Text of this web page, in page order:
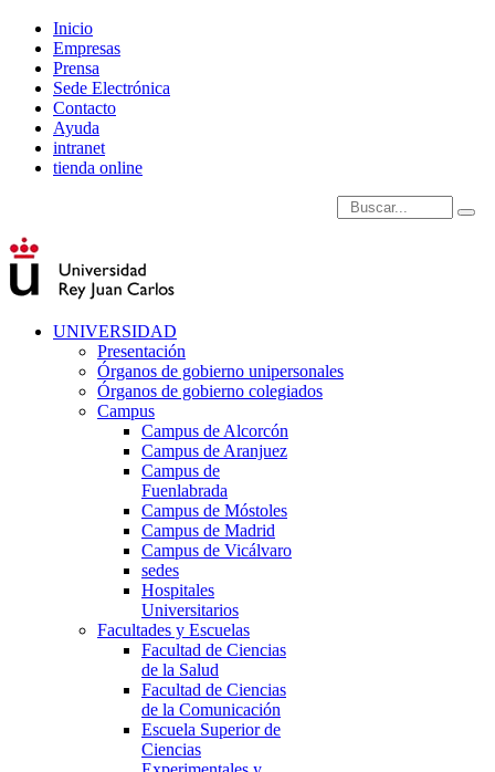
Inicio
Empresas
Prensa
Sede Electrónica
Contacto
Ayuda
intranet
tienda online
Introduce términos de
UNIVERSIDAD
Presentación
Órganos de gobierno unipersonales
Órganos de gobierno colegiados
Campus
Campus de Alcorcón
Campus de Aranjuez
Campus de
Fuenlabrada
Campus de Móstoles
Campus de Madrid
Campus de Vicálvaro
sedes
Hospitales
Universitarios
Facultades y Escuelas
Facultad de Ciencias
de la Salud
Facultad de Ciencias
de la Comunicación
Escuela Superior de
Ciencias